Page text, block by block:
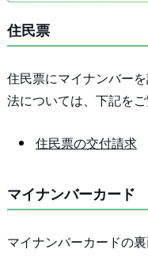
住民票
住民票にマイナンバー
法については、下記をご
住民票の交付請求
マイナンバーカード
マイナンバーカードの